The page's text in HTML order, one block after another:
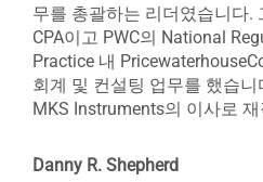
무를 총괄하는 리더였습니다.
CPA이고 PWC의 National
Practice 내
회계 및 컨설팅 업무를 했습
MKS Instruments의 이사로
Danny R. Shepherd